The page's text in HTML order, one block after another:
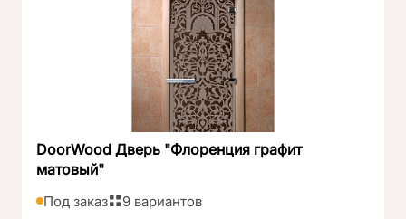
DoorWood Дверь "Флоренция графит
матовый"
Под заказ 9 вариантов